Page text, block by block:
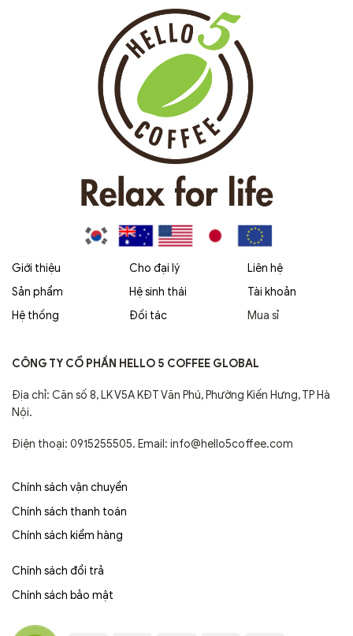
Giới thiệu
Sản phẩm
Hệ thống
Cho đại lý
Hệ sinh thái
Đối tác
Liên hệ
Tài khoản
Mua sỉ
CÔNG TY CỔ PHẦN HELLO 5 COFFEE GLOBAL
Địa chỉ: Căn số 8, LK V5A KĐT Văn Phú, Phường Kiến Hưng, TP Hà
Nội.
Điện thoại: 0915255505. Email: info@hello5coffee.com
Chính sách vận chuyển
Chính sách thanh toán
Chính sách kiểm hàng
Chính sách đổi trả
Chính sách bảo mật